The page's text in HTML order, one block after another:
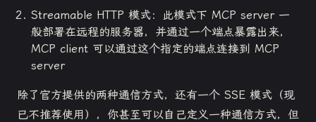
Streamable HTTP 模式：此模式下 MCP server 一
般部署在远程的服务器，并通过一个端点暴露出来，
MCP client 可以通过这个指定的端点连接到 MCP
server
除了官方提供的两种通信方式，还有一个 SSE 模式（现
已不推荐使用），你甚至可以自己定义一种通信方式，但